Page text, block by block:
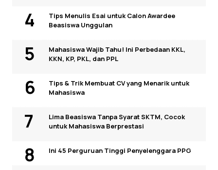
Tips Menulis Esai untuk Calon Awardee
Beasiswa Unggulan
Mahasiswa Wajib Tahu! Ini Perbedaan KKL,
KKN, KP, PKL, dan PPL
Tips & Trik Membuat CV yang Menarik untuk
Mahasiswa
Lima Beasiswa Tanpa Syarat SKTM, Cocok
untuk Mahasiswa Berprestasi
Ini 45 Perguruan Tinggi Penyelenggara PPG